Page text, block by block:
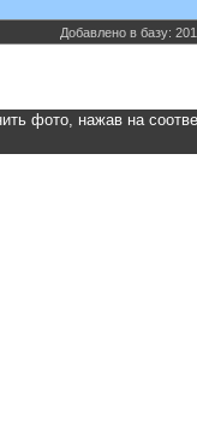
Добавлено в базу:
фото, нажав на